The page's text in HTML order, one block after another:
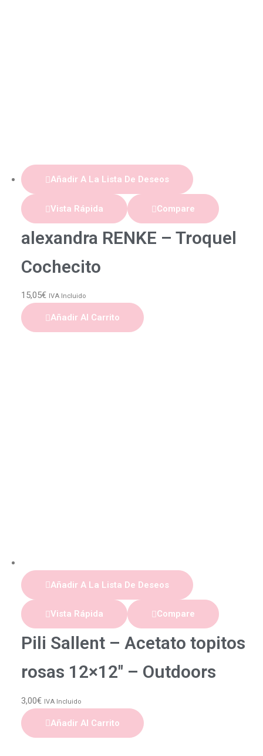
Añadir A La Lista De Deseos
Vista Rápida Compare
alexandra RENKE – Troquel
Cochecito
15,05€ IVA Incluido
Añadir Al Carrito
Añadir A La Lista De Deseos
Vista Rápida Compare
Pili Sallent – Acetato topitos
rosas 12×12″ – Outdoors
3,00€ IVA Incluido
Añadir Al Carrito